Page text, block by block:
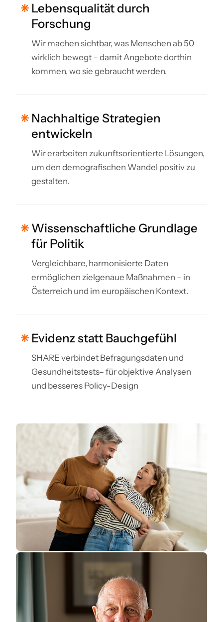
Lebensqualität durch
Forschung
Wir machen sichtbar, was Menschen ab 50
wirklich bewegt – damit Angebote dorthin
kommen, wo sie gebraucht werden.
Nachhaltige Strategien
entwickeln
Wir erarbeiten zukunftsorientierte Lösungen,
um den demografischen Wandel positiv zu
gestalten.
Wissenschaftliche Grundlage
für Politik
Vergleichbare, harmonisierte Daten
ermöglichen zielgenaue Maßnahmen – in
Österreich und im europäischen Kontext.
Evidenz statt Bauchgefühl
SHARE verbindet Befragungsdaten und
Gesundheitstests– für objektive Analysen
und besseres Policy-Design